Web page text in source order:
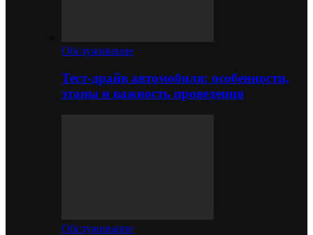
Обслуживание
Тест-драйв автомобиля: особенности,
этапы и важность проведения
Обслуживание